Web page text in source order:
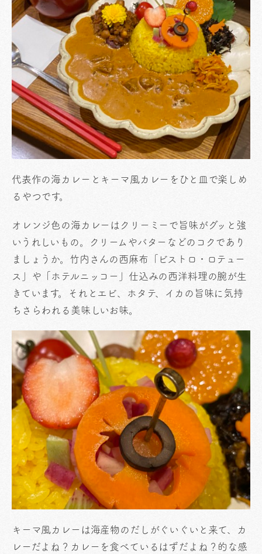
代表作の海カレーとキーマ風カレーをひと皿で楽しめ
るやつです。
オレンジ色の海カレーはクリーミーで旨味がグッと強
いうれしいもの。クリームやバターなどのコクであり
ましょうか。竹内さんの西麻布「ビストロ・ロテュー
ス」や「ホテルニッコー」仕込みの西洋料理の腕が生
きています。それとエビ、ホタテ、イカの旨味に気持
ちさらわれる美味しいお味。
キーマ風カレーは海産物のだしがぐいぐいと来て、カ
レーだよね？カレーを食べているはずだよね？的な感